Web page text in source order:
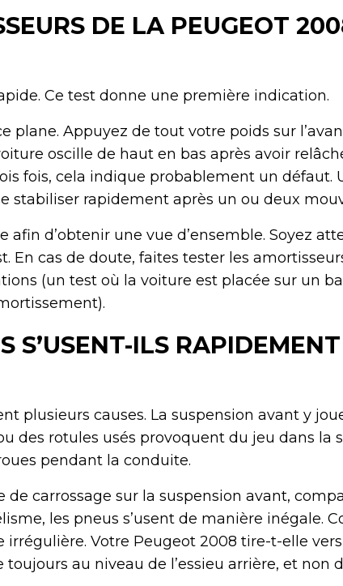
DE LA PEUGEOT
Ce test donne une première indication.
plane. Appuyez de tout votre poids sur
oscille de haut en bas après avoir
fois, cela indique probablement un défaut.
stabiliser rapidement après un ou deux
afin d’obtenir une vue d’ensemble. Soyez
En cas de doute, faites tester les
(un test où la voiture est placée sur un
S’USENT-ILS
plusieurs causes. La suspension avant y
des rotules usés provoquent du jeu dans la
pendant la conduite.
de carrossage sur la suspension avant,
les pneus s’usent de manière inégale.
irrégulière. Votre Peugeot 2008 tire-t-elle
au niveau de l’essieu arrière, et non